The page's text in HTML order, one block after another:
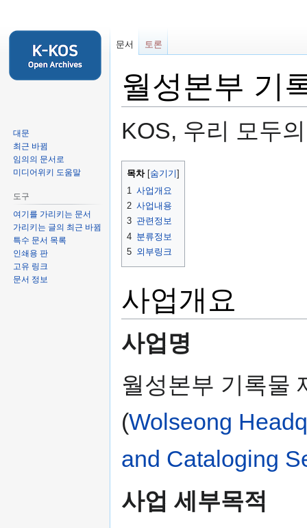
월성본부 기
KOS, 우리 모두
둘
가
기
검
기
목차
1 사업개요
2 사업내용
3 관련정보
4 분류정보
5 외부링크
사업개요
사업명
월성본부 기록물
(Wolseong
and Cataloging
사업 세부목적
문서 토론
대문
최근 바뀜
임의의 문서로
미디어위키 도움말
도구
여기를 가리키는 문서
가리키는 글의 최근 바뀜
특수 문서 목록
인쇄용 판
고유 링크
문서 정보